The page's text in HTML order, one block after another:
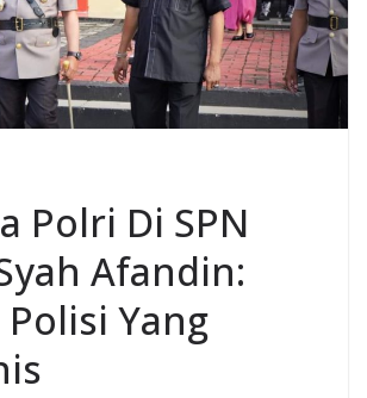
Polri Di SPN
Afandin:
Polisi Yang